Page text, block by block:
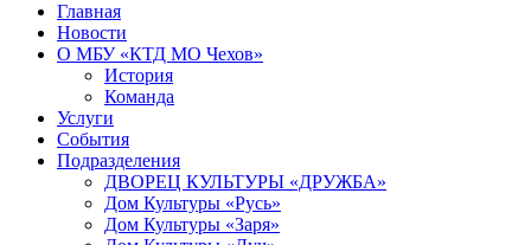
Главная
Новости
О МБУ «КТД МО Чехов»
История
Команда
Услуги
События
Подразделения
ДВОРЕЦ КУЛЬТУРЫ «ДРУЖБА»
Дом Культуры «Русь»
Дом Культуры «Заря»